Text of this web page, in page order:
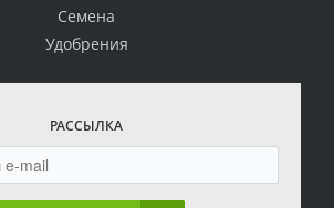
Семена
Удобрения
РАССЫЛКА